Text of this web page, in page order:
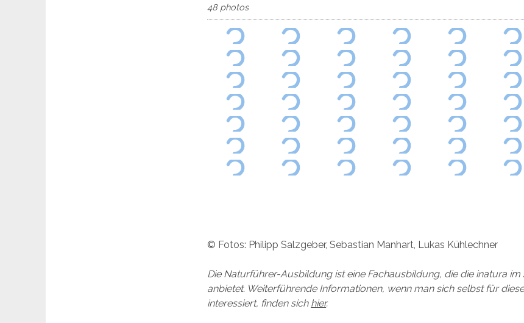
48 photos
© Fotos: Philipp Salzgeber, Sebastian Manhart, Lukas Kühlechner
Die Naturführer-Ausbildung ist eine Fachausbildung, die die inatura
anbietet. Weiterführende Informationen, wenn man sich selbst für
interessiert, finden sich hier.